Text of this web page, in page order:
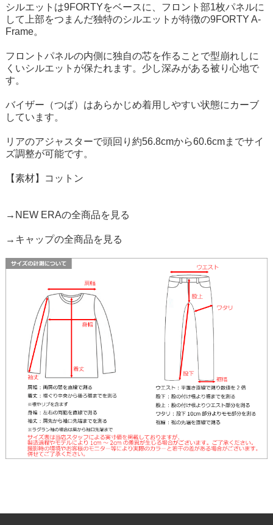
シルエットは9FORTYをベースに、フロント部1枚パネルに
して上部をつまんだ独特のシルエットが特徴の9FORTY A-
Frame。
フロントパネルの内側に独自の芯を作ることで型崩れしに
くいシルエットが保たれます。少し深みがある被り心地で
す。
バイザー（つば）はあらかじめ着用しやすい状態にカーブ
しています。
リアのアジャスターで頭回り約56.8cmから60.6cmまでサイ
ズ調整が可能です。
【素材】コットン
→NEW ERAの全商品を見る
→キャップの全商品を見る